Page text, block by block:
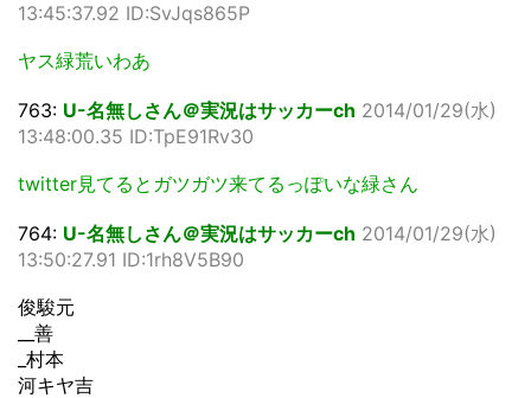
13:45:37.92 ID:SvJqs865P
ヤス緑荒いわあ
763: U-名無しさん＠実況はサッカーch 2014/01/29(水)
13:48:00.35 ID:TpE91Rv30
twitter見てるとガツガツ来てるっぽいな緑さん
764: U-名無しさん＠実況はサッカーch 2014/01/29(水)
13:50:27.91 ID:1rh8V5B90
俊駿元
__善
_村本
河キヤ吉